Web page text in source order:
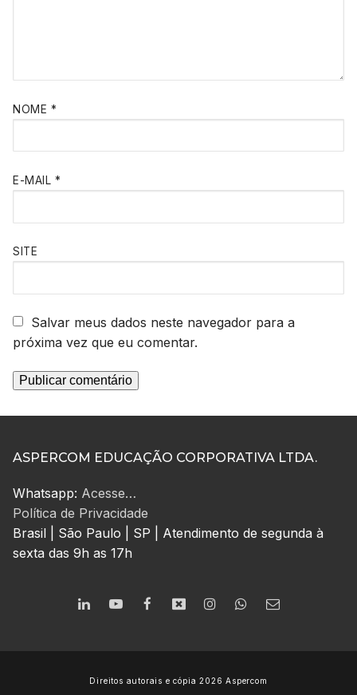
NOME *
E-MAIL *
SITE
Salvar meus dados neste navegador para a
próxima vez que eu comentar.
ASPERCOM EDUCAÇÃO CORPORATIVA LTDA.
Whatsapp: Acesse…
Política de Privacidade
Brasil | São Paulo | SP | Atendimento de segunda à
sexta das 9h as 17h
Direitos autorais e cópia 2026 Aspercom